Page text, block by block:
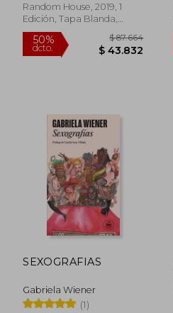
50%
dcto. $ 42.481
Random House, 2019, 1
Edición, Tapa Blanda,
Nuevo
SEXOGRAFIAS
Gabriela Wiener
(1)